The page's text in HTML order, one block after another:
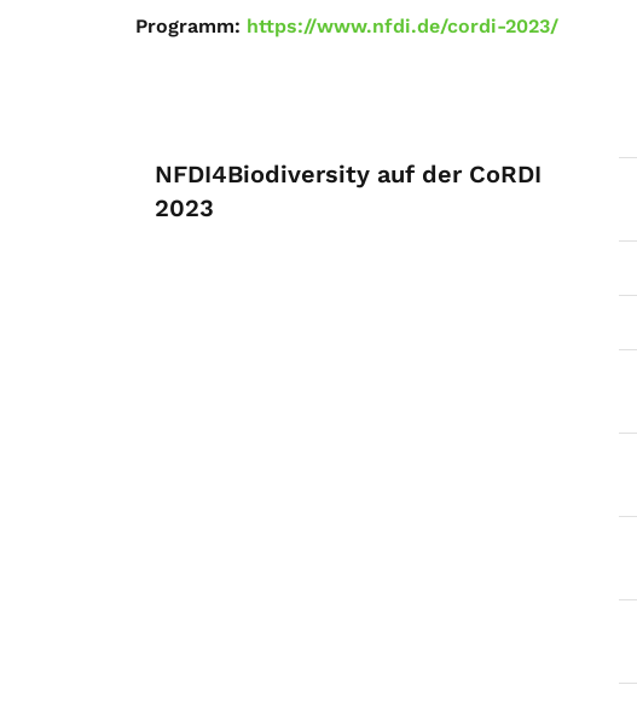
Programm: https://www.nfdi.de/cordi-2023/
NFDI4Biodiversity auf der CoRDI
2023